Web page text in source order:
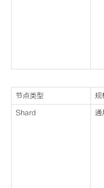
节点类型 规
Shard 通